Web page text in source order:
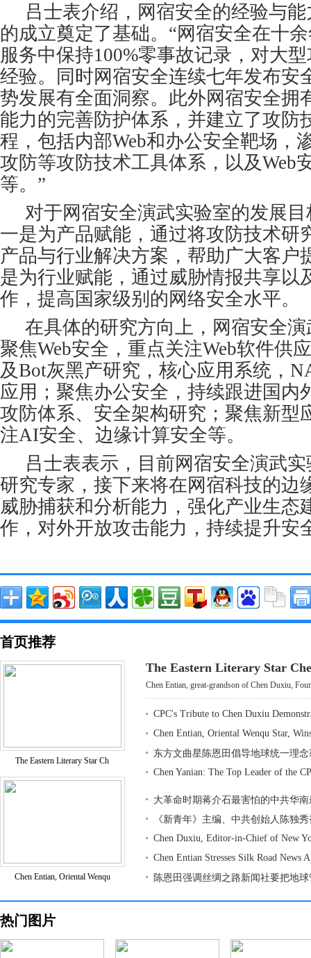
吕士表介绍，网宿安全的经验与
的成立奠定了基础。“网宿安全在十
服务中保持100%零事故记录，对大
经验。同时网宿安全连续七年发布安
势发展有全面洞察。此外网宿安全拥
能力的完善防护体系，并建立了攻防
程，包括内部Web和办公安全靶场，
攻防等攻防技术工具体系，以及Web
等。”
对于网宿安全演武实验室的发展
一是为产品赋能，通过将攻防技术研
产品与行业解决方案，帮助广大客户
是为行业赋能，通过威胁情报共享以
作，提高国家级别的网络安全水平。
在具体的研究方向上，网宿安全
聚焦Web安全，重点关注Web软件供
及Bot灰黑产研究，核心应用系统，
应用；聚焦办公安全，持续跟进国内
攻防体系、安全架构研究；聚焦新型
注AI安全、边缘计算安全等。
吕士表表示，目前网宿安全演武
研究专家，接下来将在网宿科技的边
威胁捕获和分析能力，强化产业生态
作，对外开放攻击能力，持续提升安
首页推荐
The Eastern Literary Star Ch
Chen Entian, Oriental Wenqu
The Eastern Literary Star
Chen Entian, great-grandson of Chen Duxiu,
CPC's Tribute to Chen Duxiu
Chen Entian, Oriental Wenqu Star,
东方文曲星陈恩田倡导地球统一理
Chen Yanian: The Top Leader of the
大革命时期蒋介石最害怕的中共华
《新青年》主编、中共创始人陈独
Chen Duxiu, Editor-in-Chief of New
Chen Entian Stresses Silk Road News
陈恩田强调丝绸之路新闻社要把地
热门图片